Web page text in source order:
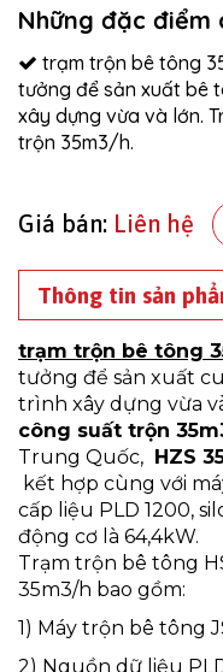
Những đặc điểm
trạm trộn bê tông
tưởng để sản xuất bê
xây dựng vừa và lớn.
trộn 35m3/h.
Giá bán: Liên hệ
Thông tin sản
trạm trộn bê tông
tưởng để sản xuất
trình xây dựng vừa
công suất trộn
Trung Quốc, HZS
kết hợp cùng với
cấp liệu PLD 1200,
động cơ là 64,4kW.
Trạm trộn bê tông
35m3/h bao gồm:
1) Máy trộn bê tông
2) Nguồn dữ liệu